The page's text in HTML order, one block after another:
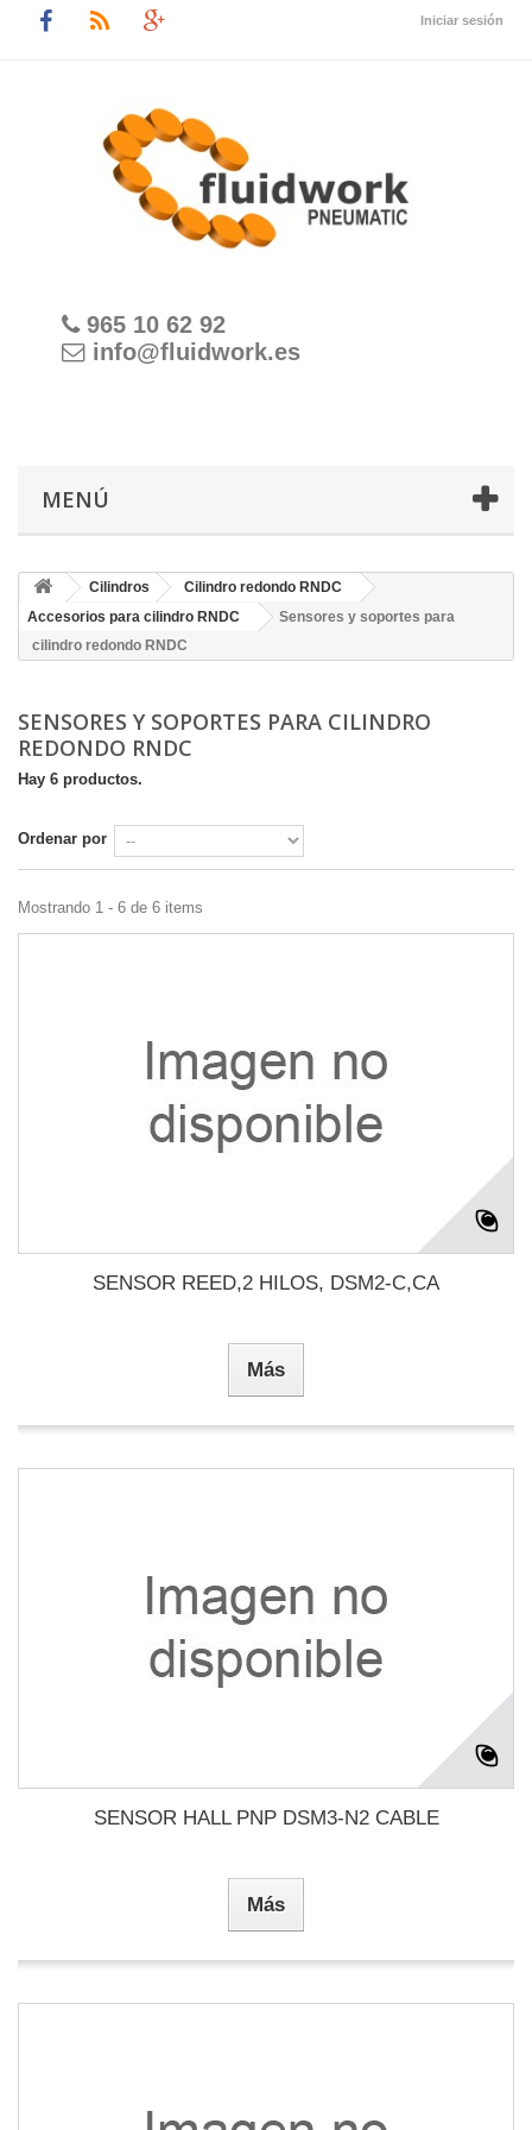
Iniciar sesión
965 10 62 92
info@fluidwork.es
MENÚ
Cilindros
Cilindro redondo RNDC
Accesorios para cilindro RNDC
Sensores y soportes para
cilindro redondo RNDC
SENSORES Y SOPORTES PARA CILINDRO
REDONDO RNDC
Hay 6 productos.
Ordenar por
Mostrando 1 - 6 de 6 items
SENSOR REED,2 HILOS, DSM2-C,CA
Más
SENSOR HALL PNP DSM3-N2 CABLE
Más